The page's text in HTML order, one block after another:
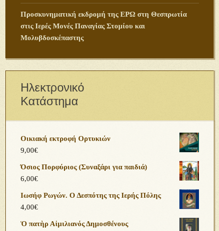
Προσκυνηματική εκδρομή της ΕΡΩ στη Θεσπρωτία
στις Ιερές Μονές Παναγίας Στομίου και
Μολυβδοσκέπαστης
Ηλεκτρονικό
Κατάστημα
Οικιακή εκτροφή Ορτυκιών
9,00€
Όσιος Πορφύριος (Συναξάρι για παιδιά)
6,00€
Ιωσήφ Ρωγών. Ο Δεσπότης της Ιερής Πόλης
4,00€
Ὁ πατὴρ Αἰμιλιανός Δημοσθένους